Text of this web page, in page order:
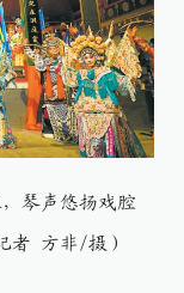
琴声悠扬戏腔
者 方非/摄）